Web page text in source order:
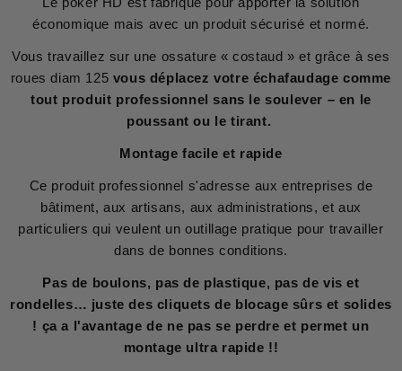
économique mais avec un produit sécurisé et normé.
Vous travaillez sur une ossature « costaud » et grâce à ses
roues diam 125 vous déplacez votre échafaudage comme
tout produit professionnel sans le soulever – en le
poussant ou le tirant.
Montage facile et rapide
Ce produit professionnel s'adresse aux entreprises de
bâtiment, aux artisans, aux administrations, et aux
particuliers qui veulent un outillage pratique pour travailler
dans de bonnes conditions.
Pas de boulons, pas de plastique, pas de vis et
rondelles… juste des cliquets de blocage sûrs et solides
! ça a l'avantage de ne pas se perdre et permet un
montage ultra rapide !!